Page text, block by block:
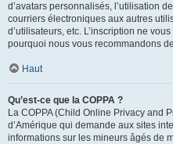
d’avatars personnalisés, l’utilisation
courriers électroniques aux autres
d’utilisateurs, etc. L’inscription ne
pourquoi nous vous recommandons
Haut
Qu’est-ce que la COPPA ?
La COPPA (Child Online Privacy and
d’Amérique qui demande aux sites
informations sur les mineurs âgés de